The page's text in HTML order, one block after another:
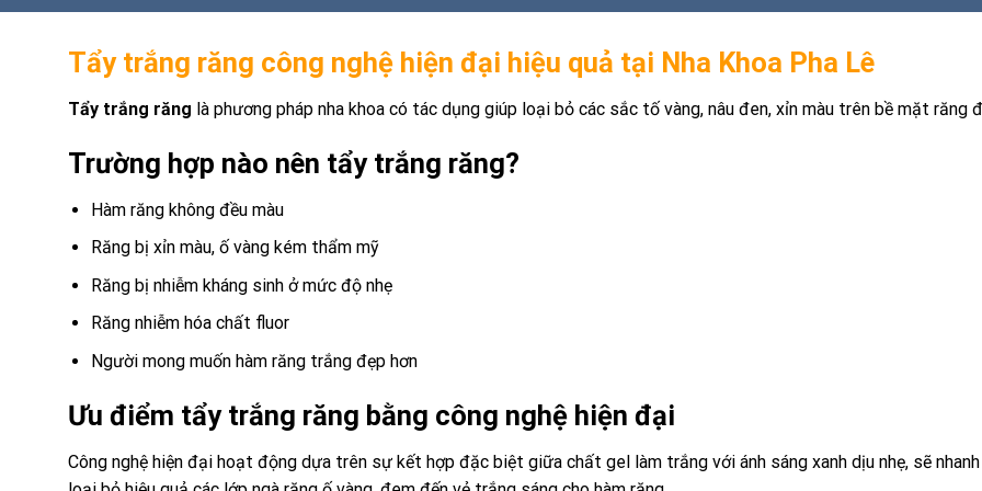
Tẩy trắng răng công nghệ hiện đại hiệu quả tại Nha Khoa Pha Lê
Tẩy trắng răng là phương pháp nha khoa có tác dụng giúp loại bỏ các sắc tố vàng, nâu đen, xỉn màu trên bề mặt răng
Trường hợp nào nên tẩy trắng răng?
Hàm răng không đều màu
Răng bị xỉn màu, ố vàng kém thẩm mỹ
Răng bị nhiễm kháng sinh ở mức độ nhẹ
Răng nhiễm hóa chất fluor
Người mong muốn hàm răng trắng đẹp hơn
Ưu điểm tẩy trắng răng bằng công nghệ hiện đại
Công nghệ hiện đại hoạt động dựa trên sự kết hợp đặc biệt giữa chất gel làm trắng với ánh sáng xanh dịu nhẹ, sẽ